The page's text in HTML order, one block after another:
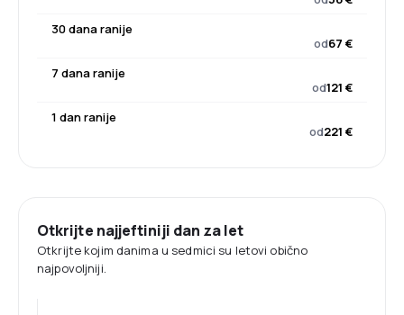
30 dana ranije
od67 €
7 dana ranije
od121 €
1 dan ranije
od221 €
Otkrijte najjeftiniji dan za let
Otkrijte kojim danima u sedmici su letovi obično
najpovoljniji.